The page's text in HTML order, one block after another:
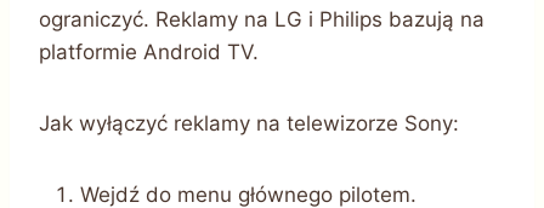
ograniczyć. Reklamy na LG i Philips bazują na
platformie Android TV.
Jak wyłączyć reklamy na telewizorze Sony:
Wejdź do menu głównego pilotem.